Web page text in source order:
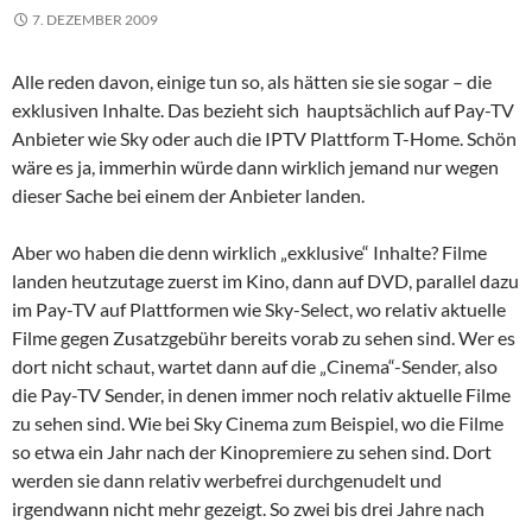
7. DEZEMBER 2009
Alle reden davon, einige tun so, als hätten sie sie sogar – die
exklusiven Inhalte. Das bezieht sich hauptsächlich auf Pay-TV
Anbieter wie Sky oder auch die IPTV Plattform T-Home. Schön
wäre es ja, immerhin würde dann wirklich jemand nur wegen
dieser Sache bei einem der Anbieter landen.
Aber wo haben die denn wirklich „exklusive“ Inhalte? Filme
landen heutzutage zuerst im Kino, dann auf DVD, parallel dazu
im Pay-TV auf Plattformen wie Sky-Select, wo relativ aktuelle
Filme gegen Zusatzgebühr bereits vorab zu sehen sind. Wer es
dort nicht schaut, wartet dann auf die „Cinema“-Sender, also
die Pay-TV Sender, in denen immer noch relativ aktuelle Filme
zu sehen sind. Wie bei Sky Cinema zum Beispiel, wo die Filme
so etwa ein Jahr nach der Kinopremiere zu sehen sind. Dort
werden sie dann relativ werbefrei durchgenudelt und
irgendwann nicht mehr gezeigt. So zwei bis drei Jahre nach